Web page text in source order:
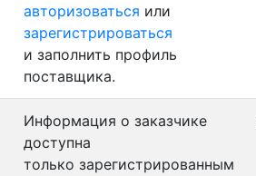
авторизоваться или
зарегистрироваться
и заполнить профиль
поставщика.
Информация о заказчике
доступна
только зарегистрированным